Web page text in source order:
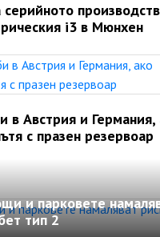
серийното
i3 в Мюнхен
в Австрия и Германия,
с празен резервоар
и парковете
тип 2